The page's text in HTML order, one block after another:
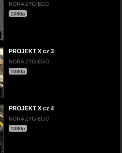
NORA ZYGIEGO
1080p
PROJEKT X cz 3
NORA ZYGIEGO
1080p
PROJEKT X cz 4
NORA ZYGIEGO
1080p